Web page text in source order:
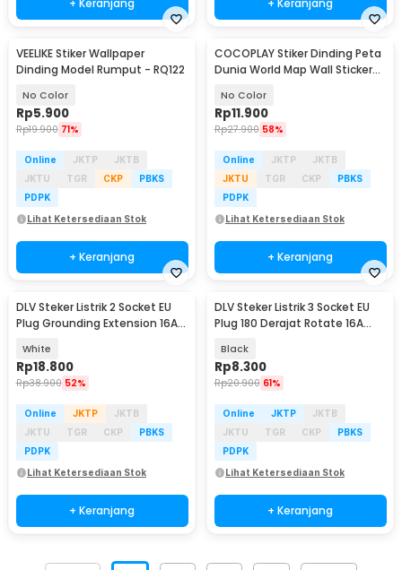
VEELIKE Stiker Wallpaper
Dinding Model Rumput - RQ122
No Color
Rp5.900
Rp19.900 71%
Online JKTP
JKTB
JKTU
TGR CKP
PBKS
PDPK
Lihat Ketersediaan Stok
+ Keranjang
COCOPLAY Stiker Dinding Peta
Dunia World Map Wall Sticker
No Color
Rp11.900
Rp27.900 58%
Online JKTP
JKTB
JKTU
TGR CKP
PBKS
PDPK
Lihat Ketersediaan Stok
+ Keranjang
DLV Steker Listrik 2 Socket EU
Plug Grounding Extension 16A
White
Rp18.800
Rp38.900 52%
Online JKTP
JKTB
JKTU
TGR CKP
PBKS
PDPK
Lihat Ketersediaan Stok
+ Keranjang
DLV Steker Listrik 3 Socket EU
Plug 180 Derajat Rotate 16A
Black
Rp8.300
Rp20.900 61%
Online JKTP
JKTB
JKTU
TGR CKP
PBKS
PDPK
Lihat Ketersediaan Stok
+ Keranjang